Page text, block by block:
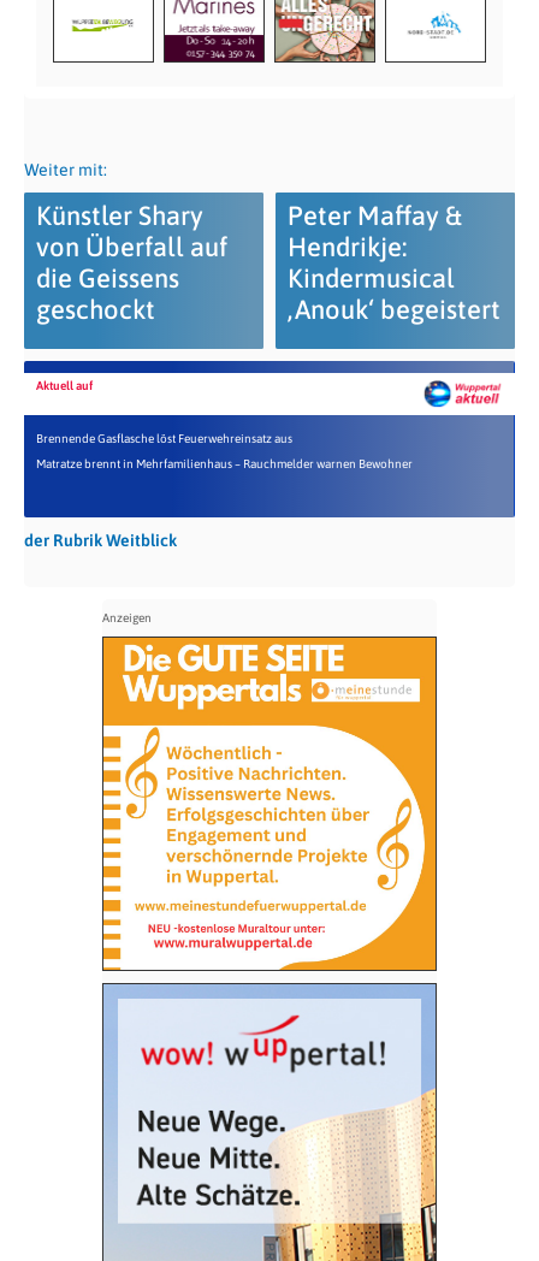
Weiter mit:
Künstler Shary
von Überfall auf
die Geissens
geschockt
Peter Maffay &
Hendrikje:
Kindermusical
‚Anouk‘ begeistert
Aktuell auf
Brennende Gasflasche löst Feuerwehreinsatz aus
Matratze brennt in Mehrfamilienhaus – Rauchmelder warnen Bewohner
der Rubrik Weitblick